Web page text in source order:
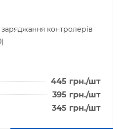
контролерів
445 грн./шт
395 грн./шт
345 грн./шт